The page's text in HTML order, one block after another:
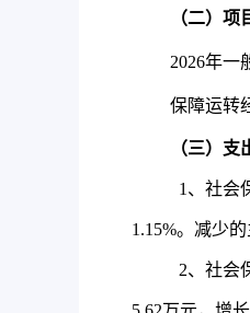
（二）项
2026年一
保障运转
（三）支
1 、社会
1.15%。减少
2、社会